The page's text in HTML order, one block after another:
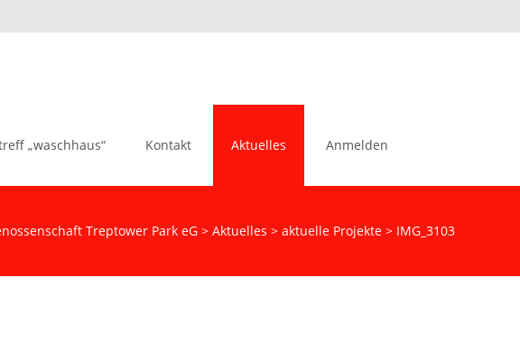
„waschhaus“ Kontakt Aktuelles Anmelden
Treptower Park eG > Aktuelles > aktuelle Projekte > IMG_3103